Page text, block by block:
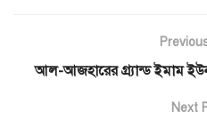
আল-আজহারের গ্র্যান্ড ইমাম
Next